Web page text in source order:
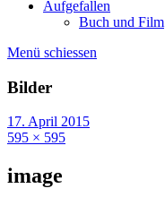
Aufgefallen
Buch und Film
Menü schiessen
Bilder
17. April 2015
595 × 595
image